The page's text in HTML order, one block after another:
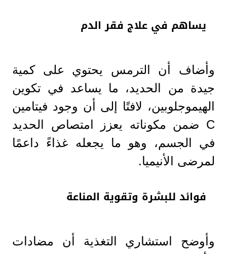
يساهم في علاج فقر الدم
وأضاف أن الترمس يحتوي على كمية
جيدة من الحديد، ما يساعد في تكوين
الهيموجلوبين، لافتًا إلى أن وجود فيتامين
C ضمن مكوناته يعزز امتصاص الحديد
في الجسم، وهو ما يجعله غذاءً داعمًا
لمرضى الأنيميا.
فوائد للبشرة وتقوية المناعة
وأوضح استشاري التغذية أن مضادات